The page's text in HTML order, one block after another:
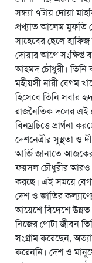
সন্ধ্যা ৭টায় দোয়া
প্রখ্যাত আলেম মুফতি
সাহেবের ছেলে
দোয়ার আগে সংক্ষিপ্ত
আহমদ চৌধুরী। তিনি
মহীয়সী নারী বেগম
হিসেবে তিনি সবার
রাজনৈতিক দলের এই
বিনম্রচিত্তে প্রার্থনা
দেশনেত্রীর সুস্থতা ও
আর্জি জানাতে
ফয়সল চৌধুরীর আরও
করছে। এই সময়ে
দেশ ও জাতির
আয়েশে বিদেশে
নিজের গোটা জীবন
সংগ্রাম করেছেন,
করেননি। দেশ ও